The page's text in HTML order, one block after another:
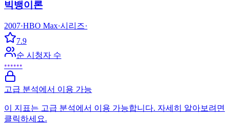
빅뱅이론
2007·HBO Max·시리즈·
7.9
순 시청자 수
••••••
고급 분석에서 이용 가능
이 지표는 고급 분석에서 이용 가능합니다. 자세히 알아보려면
클릭하세요.